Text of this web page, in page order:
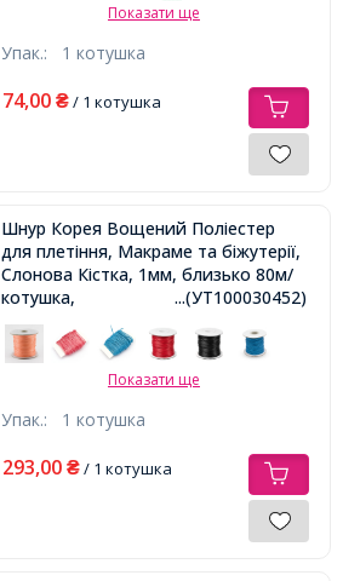
Показати ще
Упак.: 1 котушка
74,00 ₴/ 1 котушка
Шнур Корея Вощений Поліестер
для плетіння, Макраме та біжутерії,
Слонова Кістка, 1мм, близько 80м/
котушка,
...(УТ100030452)
Показати ще
Упак.: 1 котушка
293,00 ₴/ 1 котушка